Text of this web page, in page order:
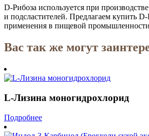
D-Рибоза используется при
и подсластителей. Предлагаем купить
применения в пищевой
Вас так же могут
L-Лизина моногидрохлорид
Подробнее